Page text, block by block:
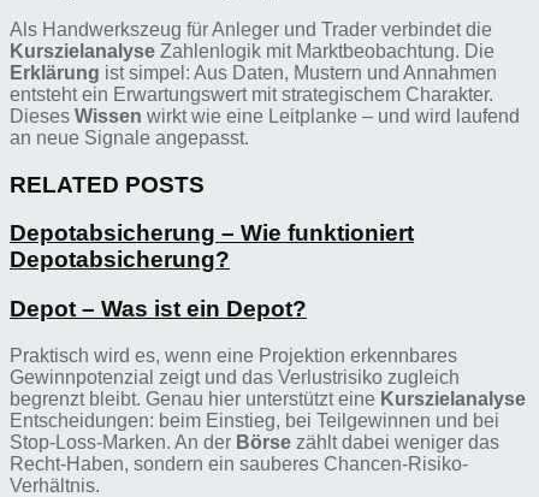
Als Handwerkszeug für Anleger und Trader verbindet die
Kurszielanalyse Zahlenlogik mit Marktbeobachtung. Die
Erklärung ist simpel: Aus Daten, Mustern und Annahmen
entsteht ein Erwartungswert mit strategischem Charakter.
Dieses Wissen wirkt wie eine Leitplanke – und wird laufend
an neue Signale angepasst.
RELATED POSTS
Depotabsicherung – Wie funktioniert
Depotabsicherung?
Depot – Was ist ein Depot?
Praktisch wird es, wenn eine Projektion erkennbares
Gewinnpotenzial zeigt und das Verlustrisiko zugleich
begrenzt bleibt. Genau hier unterstützt eine Kurszielanalyse
Entscheidungen: beim Einstieg, bei Teilgewinnen und bei
Stop-Loss-Marken. An der Börse zählt dabei weniger das
Recht-Haben, sondern ein sauberes Chancen-Risiko-
Verhältnis.